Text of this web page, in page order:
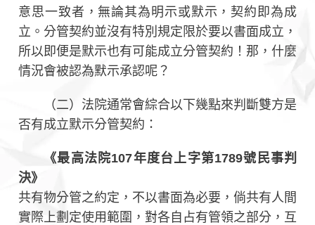
意思一致者，無論其為明示或默示，契約即為成
立。分管契約並沒有特別規定限於要以書面成立，
所以即便是默示也有可能成立分管契約！那，什麼
情況會被認為默示承認呢？
（二）法院通常會綜合以下幾點來判斷雙方是
否有成立默示分管契約：
《最高法院107年度台上字第1789號民事判
決》
共有物分管之約定，不以書面為必要，倘共有人間
實際上劃定使用範圍，對各自占有管領之部分，互